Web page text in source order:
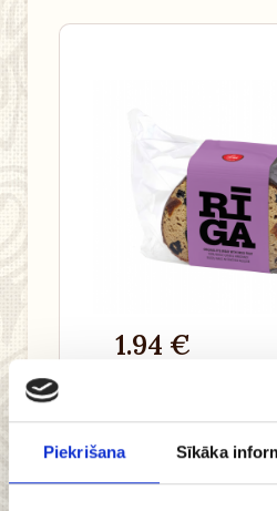
Piekrišana Sīkāka
1.94 €